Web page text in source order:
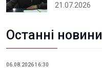
21.07.2026
Останні новини
06.08.2026 16:30